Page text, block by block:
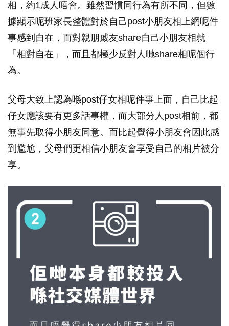
相，約1成人唔會。雖然習慣同行為有所不同，但數
據顯示呢班家長整體對於自己post小朋友相上網呢件
事感到自在，而對親朋戚友share自己小朋友相就
「相對自在」，而且都極少反對人哋share相呢個行
為。
父母大致上認為喺post仔女相呢件事上面，自己比起
仔女應該要有更多話事權，而大部分人post相前，都
無事先取得小朋友同意。而比起覺得小朋友會因此感
到尷尬，父母們更相信小朋友會享受自己的相片被分
享。